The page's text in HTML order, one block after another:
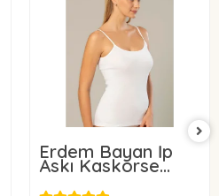
Erdem Bayan İp
Askı Kaskorse
Atlet 2153